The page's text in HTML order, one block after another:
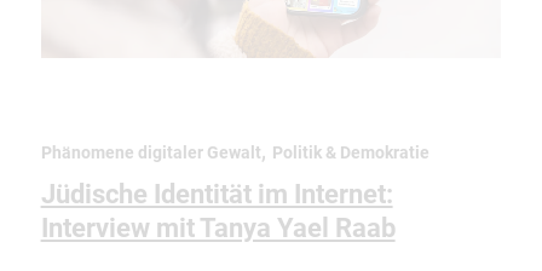
Phänomene digitaler Gewalt, Politik & Demokratie
Jüdische Identität im Internet:
Interview mit Tanya Yael Raab